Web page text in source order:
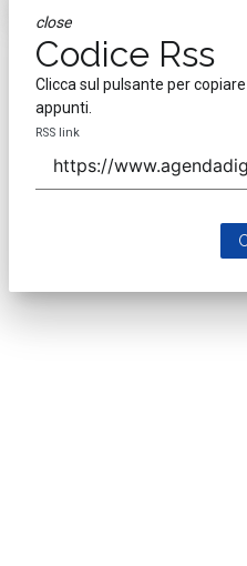
close
Codice Rss
Clicca sul pulsante per copiare
appunti.
RSS link